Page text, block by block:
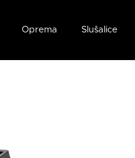
Oprema Slušalice